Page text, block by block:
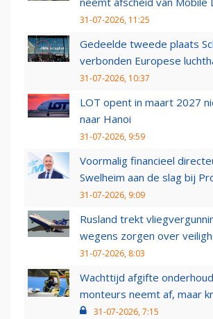
31-07-2026, 11:25
Gedeelde tweede plaats
verbonden Europese
31-07-2026, 10:37
LOT opent in maart 2027
naar Hanoi
31-07-2026, 9:59
Voormalig financieel
Swelheim aan de slag bij
31-07-2026, 9:09
Rusland trekt
wegens zorgen over
31-07-2026, 8:03
Wachttijd afgifte
monteurs neemt af, maar
31-07-2026, 7:15